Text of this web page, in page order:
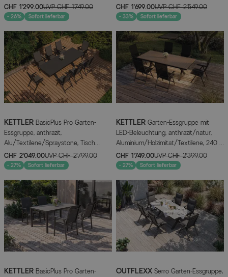
95 cm, 6 Stapelstühle
CHF 1’299.00UVPCHF 1’749.00
- 26% Sofort lieferbar
200/260 x 100 cm, 6 Klappstühle
CHF 1’699.00UVPCHF 2’549.00
- 33% Sofort lieferbar
KETTLER BasicPlus Pro Garten-
Essgruppe, anthrazit,
Alu/Textilene/Spraystone, Tisch
ausziehbar 180/280 cm, 8 Klappstühle
CHF 2’049.00UVPCHF 2’799.00
- 27% Sofort lieferbar
KETTLER Garten-Essgruppe mit
LED-Beleuchtung, anthrazit/natur,
Aluminium/Holzimitat/Textilene, 240 x
100 cm Tisch, 6 Klappstühle
CHF 1’749.00UVPCHF 2’399.00
- 27% Sofort lieferbar
KETTLER BasicPlus Pro Garten-
OUTFLEXX Serro Garten-Essgruppe,